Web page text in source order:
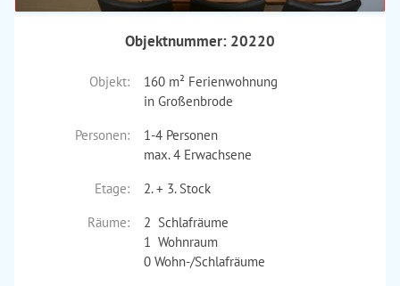
Objektnummer: 20220
Objekt:
160 m² Ferienwohnung
in Großenbrode
Personen:
1-4 Personen
max. 4 Erwachsene
Etage:
2. + 3. Stock
Räume:
2 Schlafräume
1 Wohnraum
0 Wohn-/Schlafräume